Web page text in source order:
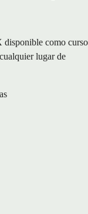
disponible como curso
lugar de